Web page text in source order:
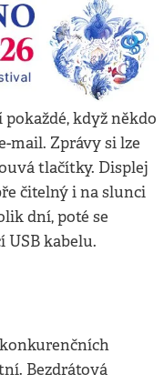
když někdo
mail. Zprávy si lze
tlačítky. Displej
čitelný i na slunci
dní, poté se
USB kabelu.
Bezdrátová